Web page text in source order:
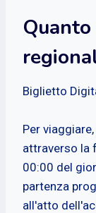
Biglietto
Per
attraverso la
00:00 del
partenza
all'atto